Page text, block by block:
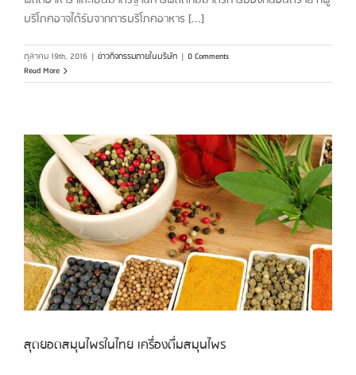
บริโภคอาจได้รับจากการบริโภคอาหาร [...]
ตุลาคม 19th, 2016 | ข่าวกิจกรรมภายในบริษัท | 0 Comments
Read More
สุดยอดสมุนไพรในไทย เครื่องดื่มสมุนไพร